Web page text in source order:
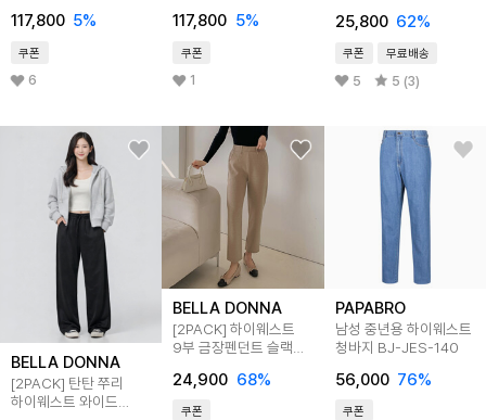
117,800 5%
쿠폰
6
117,800 5%
쿠폰
1
25,800 62%
쿠폰 무료배송
5 5 (3)
BELLA DONNA
[2PACK] 탄탄 쭈리
하이웨스트 와이드
BELLA DONNA
[2PACK] 하이웨스트
9부 금장펜던트 슬랙스
24,900 68%
쿠폰
PAPABRO
남성 중년용 하이웨스트
청바지 BJ-JES-140
56,000 76%
쿠폰